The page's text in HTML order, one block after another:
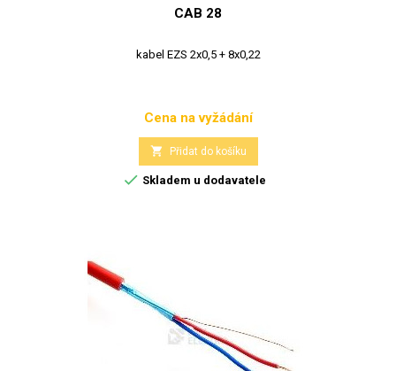
CAB 28
kabel EZS 2x0,5 + 8x0,22
Cena
Cena na vyžádání
 Přidat do košíku
 Skladem u dodavatele